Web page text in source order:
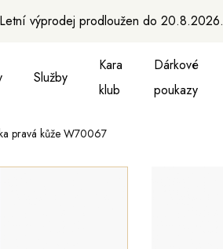
Letní výprodej prodloužen do 20.8.2026.
a košile Kabelky a batohy
Aktovky, tašky a batohy
Služby
Kara
klub
Dárkové
poukazy
pravá kůže W70067